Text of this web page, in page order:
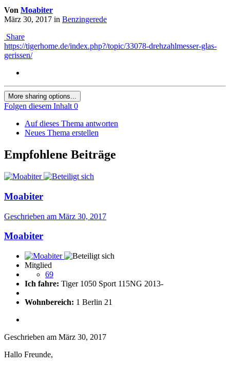
Von Moabiter
März 30, 2017 in Benzingerede
Share
https://tigerhome.de/index.php?/topic/33078-drehzahlmesser-glas-
gerissen/
More sharing options...
Folgen diesem Inhalt 0
Auf dieses Thema antworten
Neues Thema erstellen
Empfohlene Beiträge
Moabiter
Geschrieben am März 30, 2017
Moabiter
Mitglied
69
Ich fahre: Tiger 1050 Sport 115NG 2013-
Wohnbereich: 1 Berlin 21
Geschrieben am März 30, 2017
Hallo Freunde,